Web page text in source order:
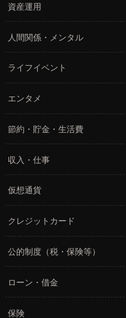
資産運用
人間関係・メンタル
ライフイベント
エンタメ
節約・貯金・生活費
収入・仕事
仮想通貨
クレジットカード
公的制度（税・保険等）
ローン・借金
保険